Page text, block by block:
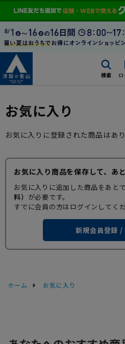
検索
お気に入り
お気に入りに登録された商品はあり
お気に入り商品を保存して、あ
お気に入りに追加した商品をあと
料） が必要です。
すでに会員の方はログインしてくだ
新規会員登録 /
ホーム お気に入り